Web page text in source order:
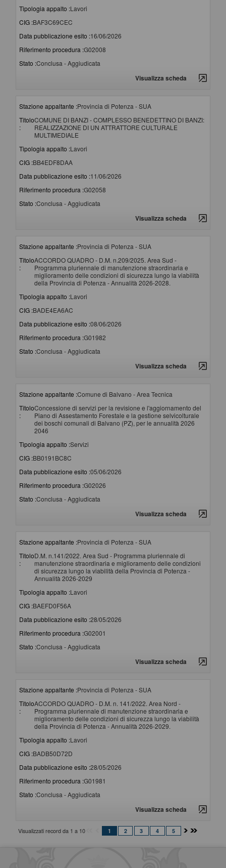
Tipologia appalto :Lavori
CIG :BAF3C69CEC
Data pubblicazione esito :16/06/2026
Riferimento procedura :G02008
Stato :Conclusa - Aggiudicata
Visualizza scheda
Stazione appaltante :Provincia di Potenza - SUA
Titolo
:
COMUNE DI BANZI - COMPLESSO BENEDETTINO DI BANZI:
REALIZZAZIONE DI UN ATTRATTORE CULTURALE
MULTIMEDIALE
Tipologia appalto :Lavori
CIG :BB4EDF8DAA
Data pubblicazione esito :11/06/2026
Riferimento procedura :G02058
Stato :Conclusa - Aggiudicata
Visualizza scheda
Stazione appaltante :Provincia di Potenza - SUA
Titolo
:
ACCORDO QUADRO - D.M. n.209/2025. Area Sud -
Programma pluriennale di manutenzione straordinaria e
miglioramento delle condizioni di sicurezza lungo la viabilità
della Provincia di Potenza - Annualità 2026-2028.
Tipologia appalto :Lavori
CIG :BADE4EA6AC
Data pubblicazione esito :08/06/2026
Riferimento procedura :G01982
Stato :Conclusa - Aggiudicata
Visualizza scheda
Stazione appaltante :Comune di Balvano - Area Tecnica
Titolo
:
Concessione di servizi per la revisione e l'aggiornamento del
Piano di Assestamento Forestale e la gestione selvicolturale
dei boschi comunali di Balvano (PZ), per le annualità 2026
2046
Tipologia appalto :Servizi
CIG :BB0191BC8C
Data pubblicazione esito :05/06/2026
Riferimento procedura :G02026
Stato :Conclusa - Aggiudicata
Visualizza scheda
Stazione appaltante :Provincia di Potenza - SUA
Titolo
:
D.M. n.141/2022. Area Sud - Programma pluriennale di
manutenzione straordinaria e miglioramento delle condizioni
di sicurezza lungo la viabilità della Provincia di Potenza -
Annualità 2026-2029
Tipologia appalto :Lavori
CIG :BAEFD0F56A
Data pubblicazione esito :28/05/2026
Riferimento procedura :G02001
Stato :Conclusa - Aggiudicata
Visualizza scheda
Stazione appaltante :Provincia di Potenza - SUA
Titolo
:
ACCORDO QUADRO - D.M. n. 141/2022. Area Nord -
Programma pluriennale di manutenzione straordinaria e
miglioramento delle condizioni di sicurezza lungo la viabilità
della Provincia di Potenza - Annualità 2026-2029.
Tipologia appalto :Lavori
CIG :BADB50D72D
Data pubblicazione esito :28/05/2026
Riferimento procedura :G01981
Stato :Conclusa - Aggiudicata
Visualizza scheda
Visualizzati record da 1 a 10